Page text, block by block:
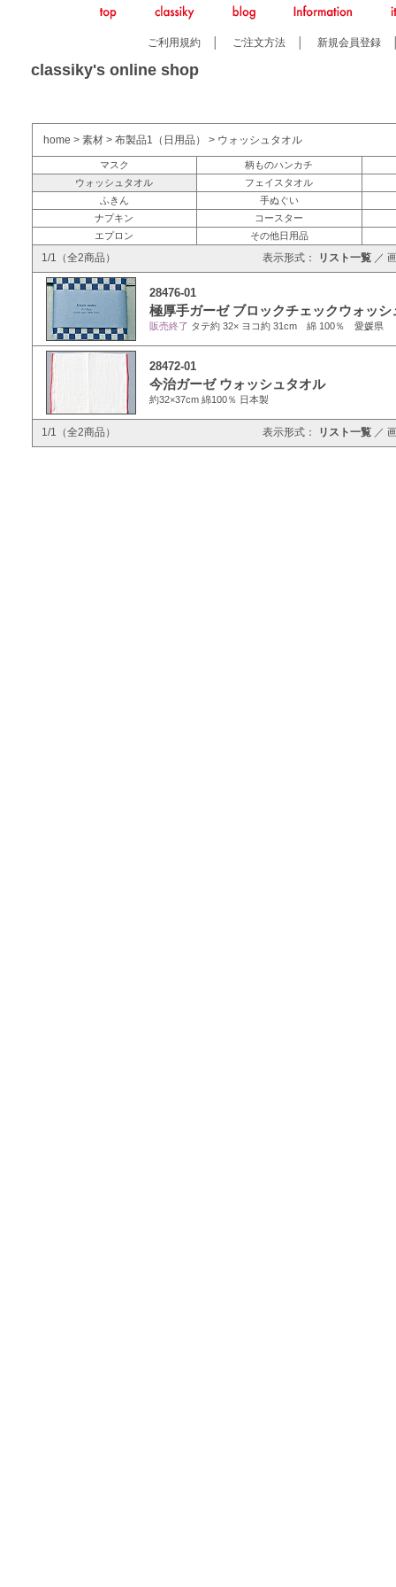
ご利用規約 ご注文方法 新規会員登録
classiky's online shop
home > 素材 > 布製品1（日用品） > ウォッシュタオル
マスク
柄ものハンカチ
ウォッシュタオル
フェイスタオル
ふきん
手ぬぐい
ナプキン
コースター
エプロン
その他日用品
1/1（全2商品） 表示形式： リスト一覧 ／
28476-01
極厚手ガーゼ ブロックチェックウォッシ
販売終了 タテ約 32× ヨコ約 31cm 綿 100％ 愛媛県
28472-01
今治ガーゼ ウォッシュタオル
約32×37cm 綿100％ 日本製
1/1（全2商品） 表示形式： リスト一覧 ／